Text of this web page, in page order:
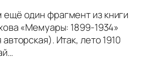
один фрагмент из книги
«Мемуары: 1899-1934»
Итак, лето 1910